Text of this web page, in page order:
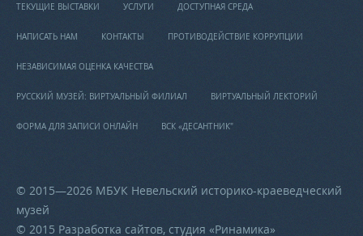
ТЕКУЩИЕ ВЫСТАВКИ УСЛУГИ ДОСТУПНАЯ СРЕДА
НАПИСАТЬ НАМ КОНТАКТЫ ПРОТИВОДЕЙСТВИЕ КОРРУПЦИИ
НЕЗАВИСИМАЯ ОЦЕНКА КАЧЕСТВА
РУССКИЙ МУЗЕЙ: ВИРТУАЛЬНЫЙ ФИЛИАЛ ВИРТУАЛЬНЫЙ ЛЕКТОРИЙ
ФОРМА ДЛЯ ЗАПИСИ ОНЛАЙН ВСК «ДЕСАНТНИК"
© 2015—2026 МБУК Невельский историко-краеведческий
музей
© 2015 Разработка сайтов, студия «Ринамика»